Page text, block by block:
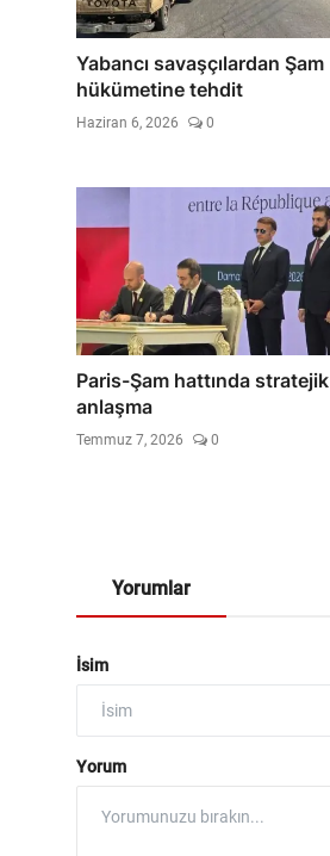
Yabancı savaşçılardan Şam
hükümetine tehdit
Haziran 6, 2026 0
Paris-Şam hattında stratejik
anlaşma
Temmuz 7, 2026 0
Yorumlar
İsim
Yorum